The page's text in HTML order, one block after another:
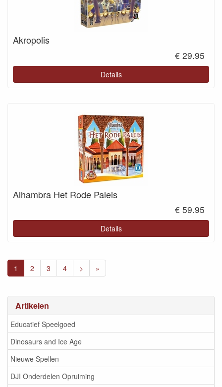
Artikelen
Educatief Speelgoed
Dinosaurs and Ice Age
Nieuwe Spellen
DJI Onderdelen Opruiming
Akropolis
€ 29.95
Details
Alhambra Het Rode Paleis
€ 59.95
Details
1 2 3 4 > »